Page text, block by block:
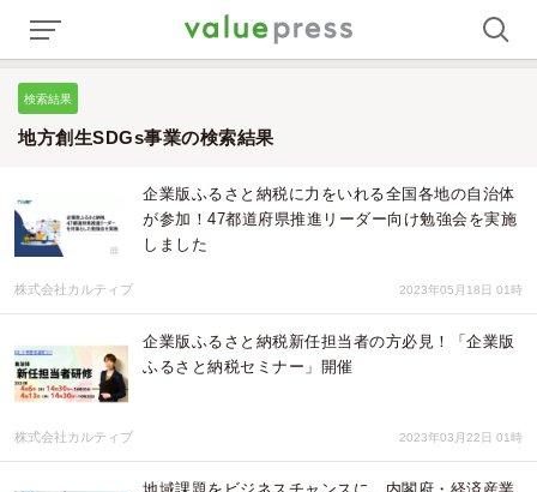
検索結果
地方創生SDGs事業の検索結果
企業版ふるさと納税に力をいれる全国各地の自治体
が参加！47都道府県推進リーダー向け勉強会を実施
しました
株式会社カルティブ 2023年05月18日 01時
企業版ふるさと納税新任担当者の方必見！「企業版
ふるさと納税セミナー」開催
株式会社カルティブ 2023年03月22日 01時